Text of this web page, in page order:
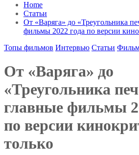
Home
Статьи
От «Варяга» до «Треугольника
фильмы 2022 года по версии
Топы фильмов Интервью Статьи
От «Варяга» до
«Треугольника
главные фильмы
по версии
только